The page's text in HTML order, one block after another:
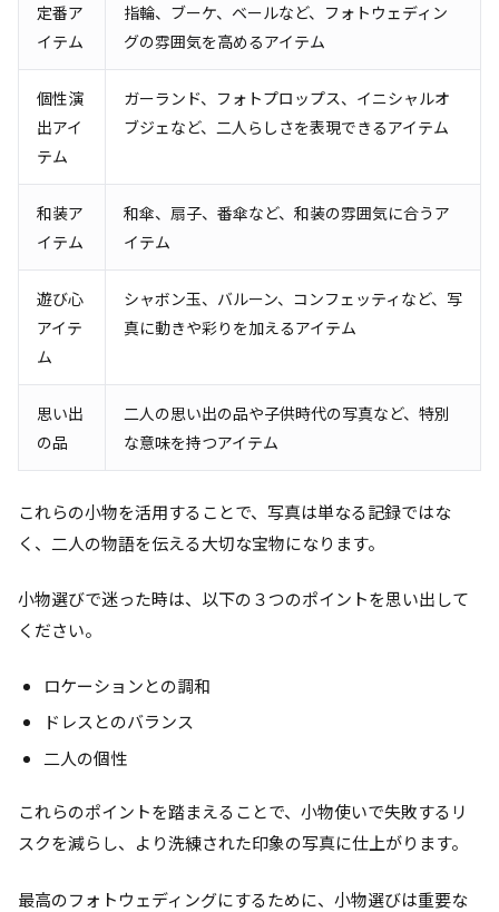
定番ア
イテム
指輪、ブーケ、ベールなど、フォトウェディン
グの雰囲気を高めるアイテム
個性演
出アイ
テム
ガーランド、フォトプロップス、イニシャルオ
ブジェなど、二人らしさを表現できるアイテム
和装ア
イテム
和傘、扇子、番傘など、和装の雰囲気に合うア
イテム
遊び心
アイテ
ム
シャボン玉、バルーン、コンフェッティなど、写
真に動きや彩りを加えるアイテム
思い出
の品
二人の思い出の品や子供時代の写真など、特別
な意味を持つアイテム
これらの小物を活用することで、写真は単なる記録ではな
く、二人の物語を伝える大切な宝物になります。
小物選びで迷った時は、以下の３つのポイントを思い出して
ください。
ロケーションとの調和
ドレスとのバランス
二人の個性
これらのポイントを踏まえることで、小物使いで失敗するリ
スクを減らし、より洗練された印象の写真に仕上がります。
最高のフォトウェディングにするために、小物選びは重要な